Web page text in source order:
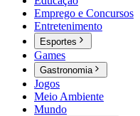
Emprego e Concursos
Entretenimento
Esportes
Games
Gastronomia
Jogos
Meio Ambiente
Mundo